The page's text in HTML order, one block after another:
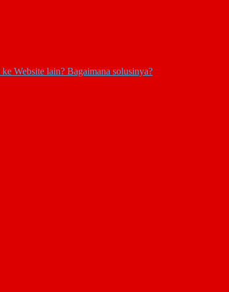
Website lain? Bagaimana solusinya?